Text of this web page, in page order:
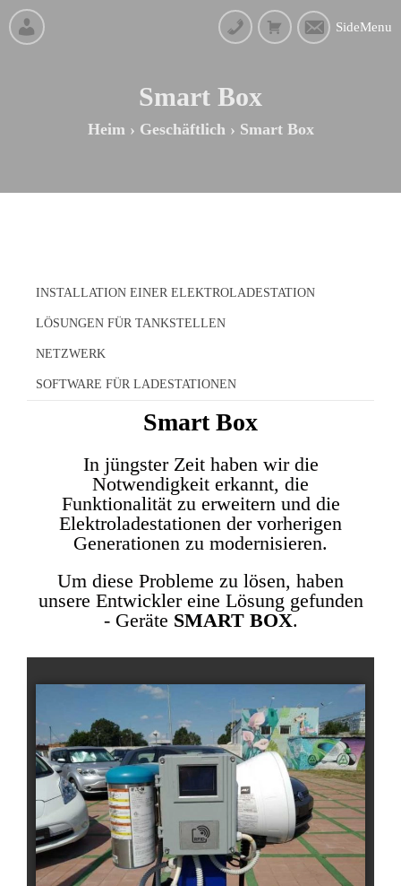
SideMenu
Smart Box
Heim › Geschäftlich › Smart Box
INSTALLATION EINER ELEKTROLADESTATION
LÖSUNGEN FÜR TANKSTELLEN
NETZWERK
SOFTWARE FÜR LADESTATIONEN
Smart Box
In jüngster Zeit haben wir die
Notwendigkeit erkannt, die
Funktionalität zu erweitern und die
Elektroladestationen der vorherigen
Generationen zu modernisieren.
Um diese Probleme zu lösen, haben
unsere Entwickler eine Lösung gefunden
- Geräte SMART BOX.